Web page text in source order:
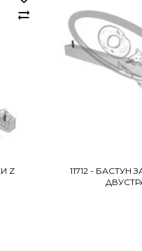
Z
11712 - БАСТУН